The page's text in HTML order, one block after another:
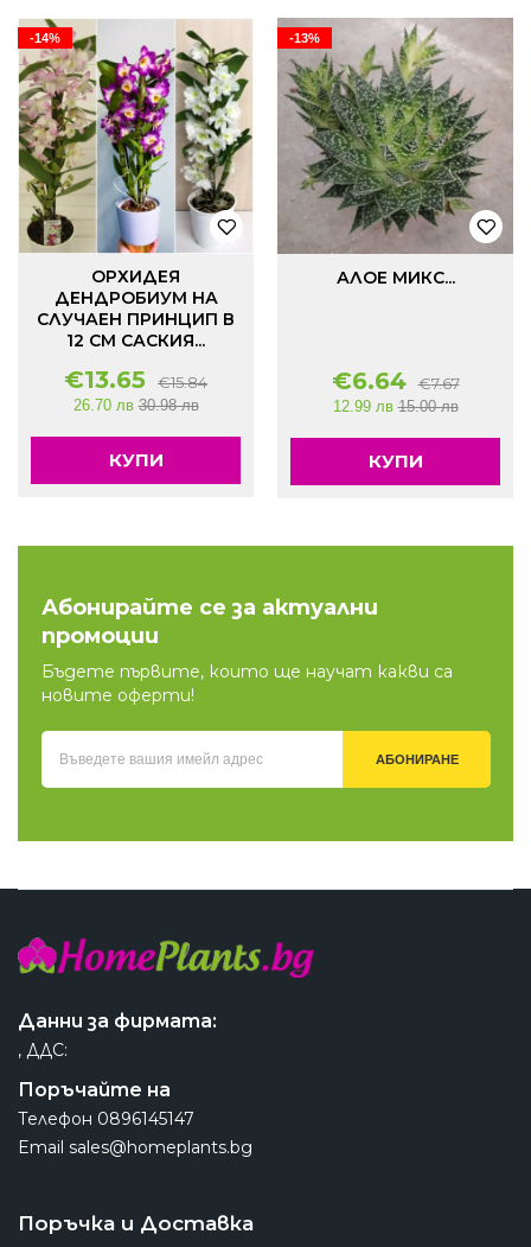
-14%
ОРХИДЕЯ
ДЕНДРОБИУМ НА
СЛУЧАЕН ПРИНЦИП В
12 СМ САСКИЯ...
€13.65 €15.84
26.70 лв 30.98 лв
КУПИ
-13%
АЛОЕ МИКС...
€6.64 €7.67
12.99 лв 15.00 лв
КУПИ
Абонирайте се за актуални
промоции
Бъдете първите, които ще научат какви са
новите оферти!
АБОНИРАНЕ
Данни за фирмата:
, ДДС:
Поръчайте на
Телефон 0896145147
Email sales@homeplants.bg
Поръчка и Доставка